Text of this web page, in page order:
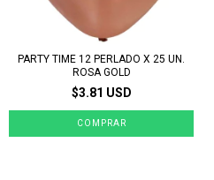
PARTY TIME 12 PERLADO X 25 UN.
ROSA GOLD
$3.81 USD